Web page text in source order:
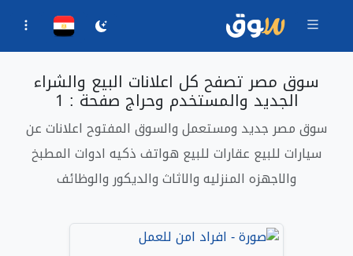
سوق مصر تصفح كل اعلانات البيع والشراء
الجديد والمستخدم وحراج صفحة : 1
سوق مصر جديد ومستعمل والسوق المفتوح اعلانات عن
سيارات للبيع عقارات للبيع هواتف ذكيه ادوات المطبخ
والاجهزه المنزليه والاثاث والديكور والوظائف